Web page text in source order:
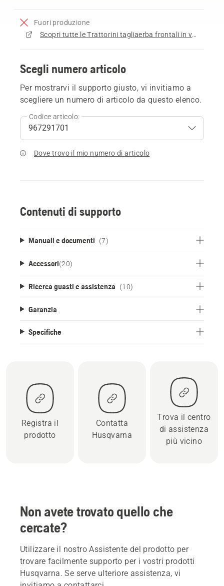
Fuori produzione
Scopri tutte le Trattorini tagliaerba frontali in vendita
Scegli numero articolo
Per mostrarvi il supporto giusto, vi invitiamo a
scegliere un numero di articolo da questo elenco.
Codice articolo:
Dove trovo il mio numero di articolo
Contenuti di supporto
Manuali e documenti (7)
Accessori(20)
Ricerca guasti e assistenza (10)
Garanzia
Specifiche
Registra il
prodotto
Contatta
Husqvarna
Trova il centro
di assistenza
più vicino
Non avete trovato quello che
cercate?
Utilizzare il nostro Assistente del prodotto per
trovare facilmente supporto per i vostri prodotti
Husqvarna. Se serve ulteriore assistenza, vi